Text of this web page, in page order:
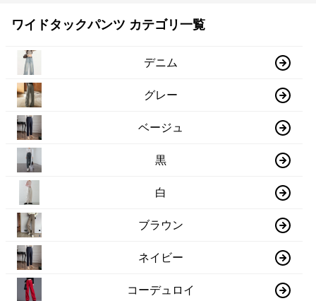
ワイドタックパンツ カテゴリ一覧
デニム
グレー
ベージュ
黒
白
ブラウン
ネイビー
コーデュロイ